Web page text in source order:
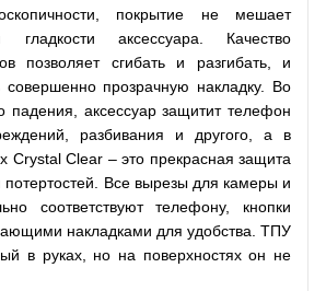
покрытие не мешает
гладкости аксессуара. Качество
позволяет сгибать и разгибать, и
совершенно прозрачную накладку. Во
падения, аксессуар защитит телефон
разбивания и другого, а в
Crystal Clear – это прекрасная защита
потертостей. Все вырезы для камеры и
соответствуют телефону, кнопки
накладками для удобства. ТПУ
в руках, но на поверхностях он не